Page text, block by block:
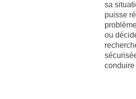
sa
puisse
ou
conduire